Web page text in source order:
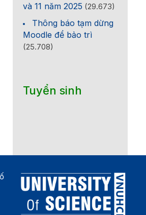
và 11 năm 2025 (29.673)
Thông báo tạm dừng
Moodle để bảo trì
(25.708)
Tuyển sinh